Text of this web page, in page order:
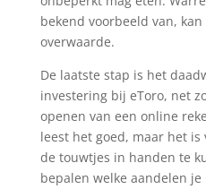
bekend voorbeeld van,
overwaarde.
De laatste stap is het
investering bij eToro, net
openen van een online
leest het goed, maar het
de touwtjes in handen te
bepalen welke aandelen